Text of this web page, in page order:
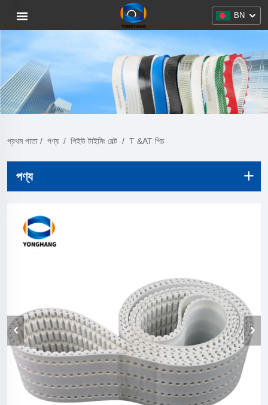
BN
প্রথম পাতা / পণ্য / পিইউ টাইমিং বেল্ট / T &AT পিচ
পণ্য